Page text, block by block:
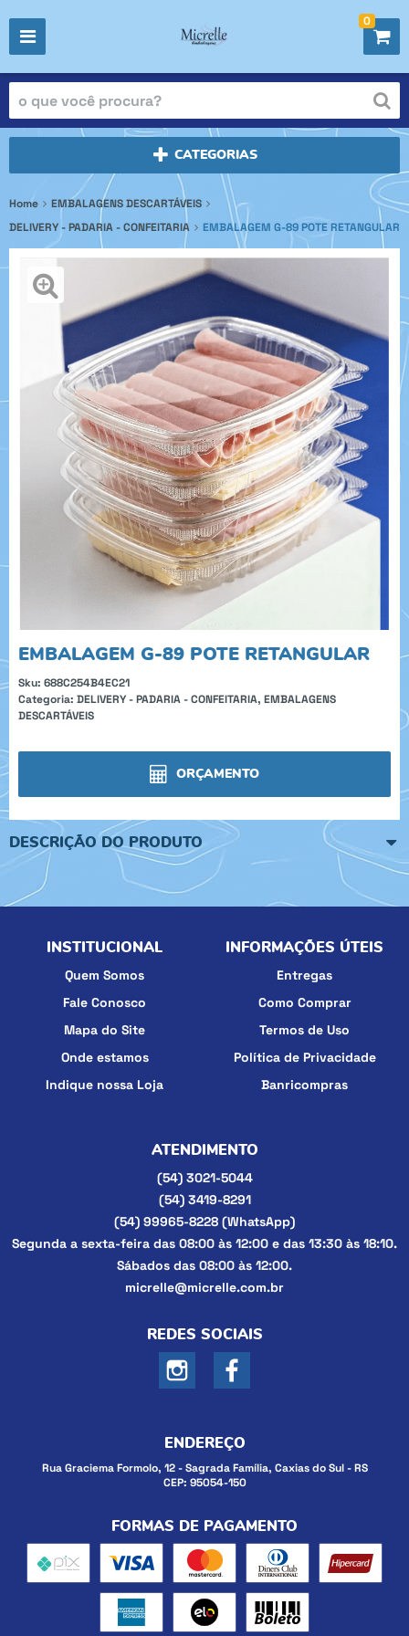
0
CATEGORIAS
Home
EMBALAGENS DESCARTÁVEIS
DELIVERY - PADARIA - CONFEITARIA
EMBALAGEM G-89 POTE RETANGULAR
EMBALAGEM G-89 POTE RETANGULAR
Sku: 688C254B4EC21
Categoria: DELIVERY - PADARIA - CONFEITARIA, EMBALAGENS
DESCARTÁVEIS
ORÇAMENTO
DESCRIÇÃO DO PRODUTO
INSTITUCIONAL
Quem Somos
Fale Conosco
Mapa do Site
Onde estamos
Indique nossa Loja
INFORMAÇÕES ÚTEIS
Entregas
Como Comprar
Termos de Uso
Política de Privacidade
Banricompras
ATENDIMENTO
(54)3021-5044
(54)3419-8291
(54) 99965-8228 (WhatsApp)
Segunda a sexta-feira das 08:00 às 12:00 e das 13:30 às 18:10.
Sábados das 08:00 às 12:00.
micrelle@micrelle.com.br
REDES SOCIAIS
ENDEREÇO
Rua Graciema Formolo, 12-Sagrada Família, Caxias do Sul-RS
CEP: 95054-150
FORMAS DE PAGAMENTO